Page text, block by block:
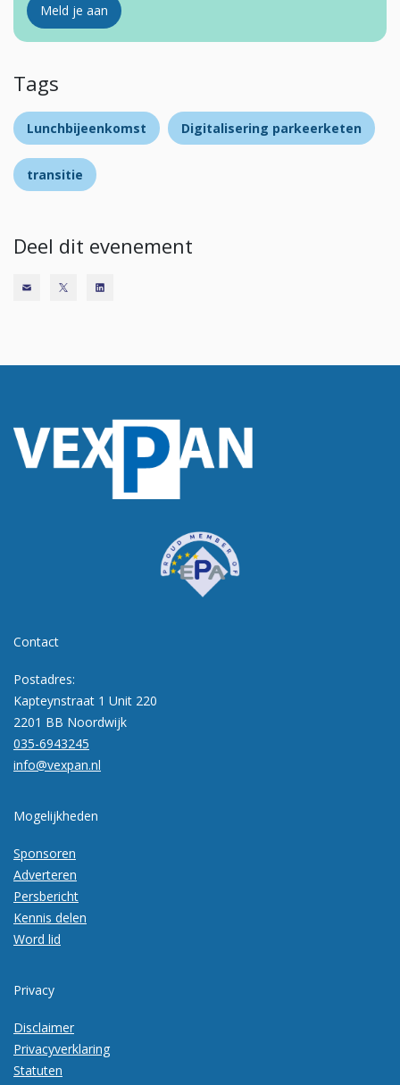
Meld je aan
Tags
Lunchbijeenkomst Digitalisering parkeerketen
transitie
Deel dit evenement
Contact
Postadres:
Kapteynstraat 1 Unit 220
2201 BB Noordwijk
035-6943245
info@vexpan.nl
Mogelijkheden
Sponsoren
Adverteren
Persbericht
Kennis delen
Word lid
Privacy
Disclaimer
Privacyverklaring
Statuten